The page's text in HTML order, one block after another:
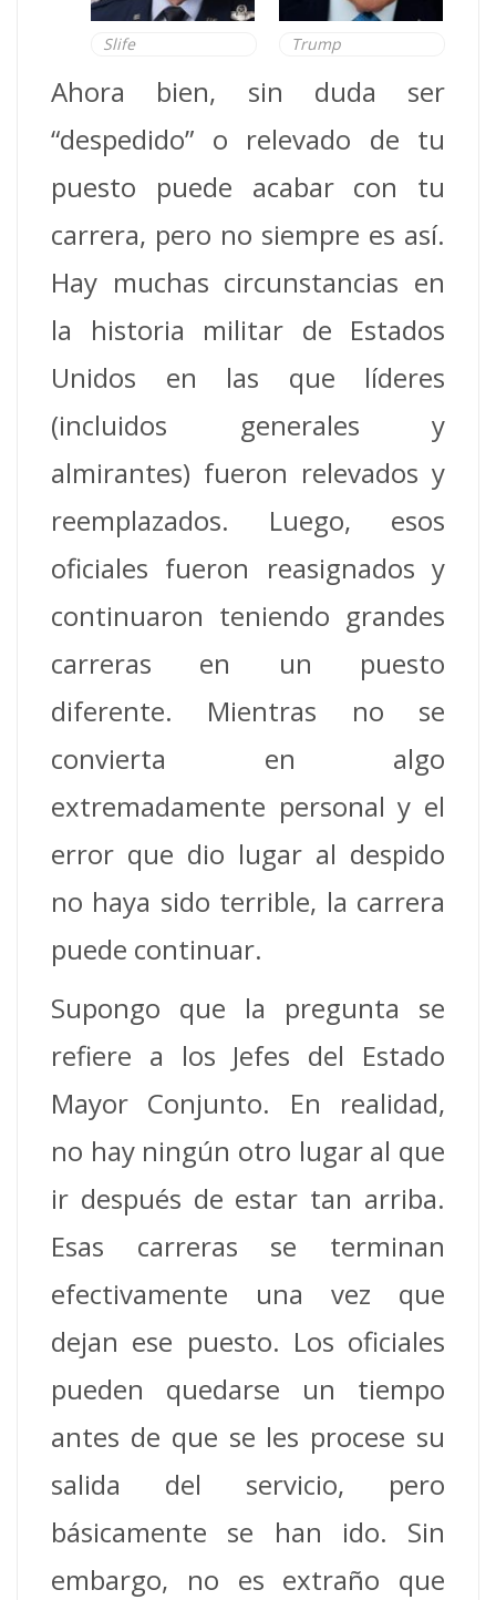
Trump
Slife
Ahora bien, sin duda ser
“despedido” o relevado de tu
puesto puede acabar con tu
carrera, pero no siempre es así.
Hay muchas circunstancias en
la historia militar de Estados
Unidos en las que líderes
(incluidos generales y
almirantes) fueron relevados y
reemplazados. Luego, esos
oficiales fueron reasignados y
continuaron teniendo grandes
carreras en un puesto
diferente. Mientras no se
convierta en algo
extremadamente personal y el
error que dio lugar al despido
no haya sido terrible, la carrera
puede continuar.
Supongo que la pregunta se
refiere a los Jefes del Estado
Mayor Conjunto. En realidad,
no hay ningún otro lugar al que
ir después de estar tan arriba.
Esas carreras se terminan
efectivamente una vez que
dejan ese puesto. Los oficiales
pueden quedarse un tiempo
antes de que se les procese su
salida del servicio, pero
básicamente se han ido. Sin
embargo, no es extraño que